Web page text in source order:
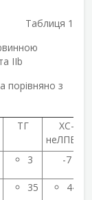
Таблиця 1
IІb
порівняно з
ТГ
ХС-
неЛПВЩ
3 -7
35 44